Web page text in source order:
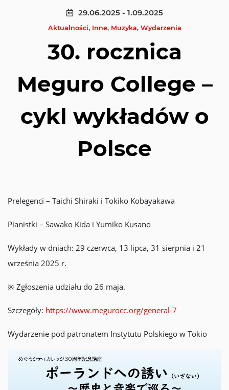
29.06.2025 - 1.09.2025
Aktualności, Inne, Muzyka, Wydarzenia
30. rocznica
Meguro College –
cykl wykładów o
Polsce
Prelegenci – Taichi Shiraki i Tokiko Kobayakawa
Pianistki – Sawako Kida i Yumiko Kusano
Wykłady w dniach: 29 czerwca, 13 lipca, 31 sierpnia i 21
września 2025 r.
※ Zgłoszenia udziału do 26 maja.
Szczegóły: https://www.megurocc.org/general-7
Wydarzenie pod patronatem Instytutu Polskiego w Tokio